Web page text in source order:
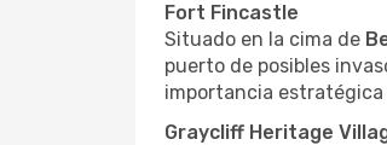
Fort Fincastle
Situado en la cima de
puerto de posibles
importancia
Graycliff Heritage